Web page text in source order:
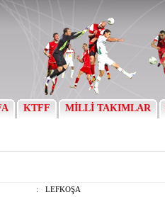
KTFF MİLLİ TAKIMLAR
:
LEFKOŞA